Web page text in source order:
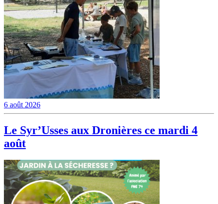
6 août 2026
Le Syr’Usses aux Dronières ce mardi 4
août